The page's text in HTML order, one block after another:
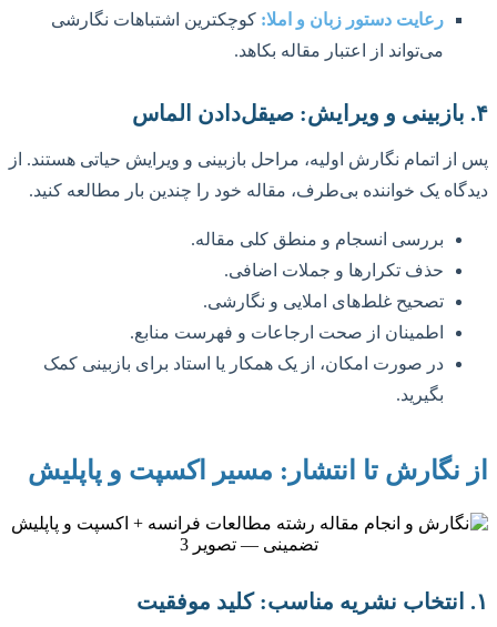
رعایت دستور زبان و املا: کوچکترین اشتباهات نگارشی
می‌تواند از اعتبار مقاله بکاهد.
۴. بازبینی و ویرایش: صیقل‌دادن الماس
پس از اتمام نگارش اولیه، مراحل بازبینی و ویرایش حیاتی هستند. از
دیدگاه یک خواننده بی‌طرف، مقاله خود را چندین بار مطالعه کنید.
بررسی انسجام و منطق کلی مقاله.
حذف تکرارها و جملات اضافی.
تصحیح غلط‌های املایی و نگارشی.
اطمینان از صحت ارجاعات و فهرست منابع.
در صورت امکان، از یک همکار یا استاد برای بازبینی کمک
بگیرید.
از نگارش تا انتشار: مسیر اکسپت و پاپلیش
۱. انتخاب نشریه مناسب: کلید موفقیت